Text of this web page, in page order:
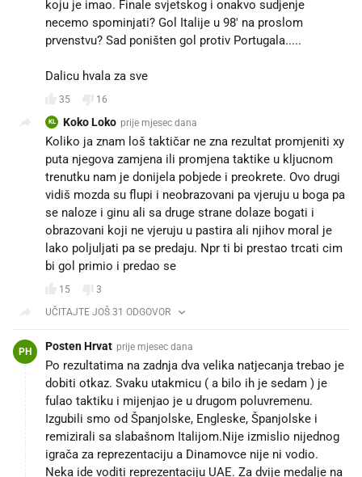
koju je imao. Finale svjetskog i onakvo sudjenje
necemo spominjati? Gol Italije u 98' na proslom
prvenstvu? Sad poništen gol protiv Portugala.....
Dalicu hvala za sve
35 16
KL Koko Loko prije mjesec dana
Koliko ja znam loš taktičar ne zna rezultat promjeniti xy
puta njegova zamjena ili promjena taktike u kljucnom
trenutku nam je donijela pobjede i preokrete. Ovo drugi
vidiš mozda su flupi i neobrazovani pa vjeruju u boga pa
se naloze i ginu ali sa druge strane dolaze bogati i
obrazovani koji ne vjeruju u pastira ali njihov moral je
lako poljuljati pa se predaju. Npr ti bi prestao trcati cim
bi gol primio i predao se
15
3
UČITAJTE JOŠ 31 ODGOVOR
PH Posten Hrvat prije mjesec dana
Po rezultatima na zadnja dva velika natjecanja trebao je
dobiti otkaz. Svaku utakmicu ( a bilo ih je sedam ) je
fulao taktiku i mijenjao je u drugom poluvremenu.
Izgubili smo od Španjolske, Engleske, Španjolske i
remizirali sa slabašnom Italijom.Nije izmislio nijednog
igrača za reprezentaciju a Dinamovce nije ni vodio.
Neka ide voditi reprezentaciju UAE. Za dvije medalje na